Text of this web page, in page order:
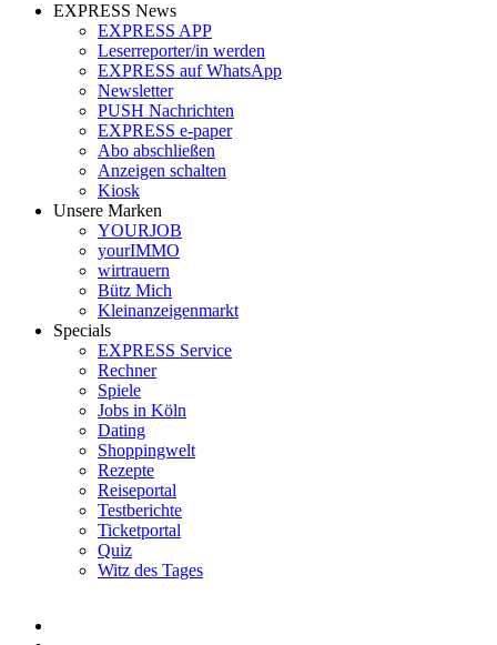
EXPRESS News
EXPRESS APP
Leserreporter/in werden
EXPRESS auf WhatsApp
Newsletter
PUSH Nachrichten
EXPRESS e-paper
Abo abschließen
Anzeigen schalten
Kiosk
Unsere Marken
YOURJOB
yourIMMO
wirtrauern
Bütz Mich
Kleinanzeigenmarkt
Specials
EXPRESS Service
Rechner
Spiele
Jobs in Köln
Dating
Shoppingwelt
Rezepte
Reiseportal
Testberichte
Ticketportal
Quiz
Witz des Tages